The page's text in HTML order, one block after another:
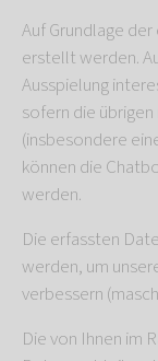
Auf Grundlage
erstellt werden.
Ausspielung
sofern die
(insbesondere
können die
werden.
Die erfassten
werden, um
verbessern
Die von Ihnen im